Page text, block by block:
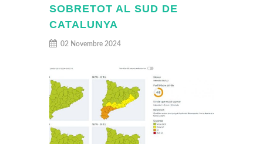
SOBRETOT AL SUD DE
CATALUNYA
02 Novembre 2024